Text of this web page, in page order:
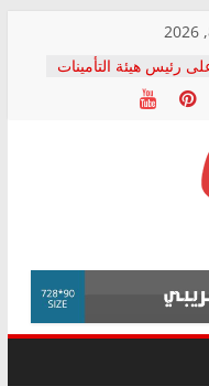
رئيس هيئة التأمينات
إنكار الأزمة لا ينهي
ونطالب بكشف
القطاع الصحي إلى
يطلق لجنة “الحق
لرصد الانتهاكات
وانتهاء أعمال
الإنسان يعلن
محمد زهران.. ويؤكد:
المحاكمة العادلة